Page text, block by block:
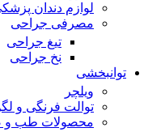
لوازم دندان
مصرفی جراحی
تیغ جراحی
نخ جراحی
توانبخشی
ویلچر
توالت فرنگی و
محصولات طب و